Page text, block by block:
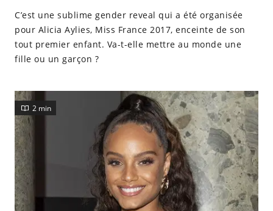
C’est une sublime gender reveal qui a été organisée
pour Alicia Aylies, Miss France 2017, enceinte de son
tout premier enfant. Va-t-elle mettre au monde une
fille ou un garçon ?
2 min